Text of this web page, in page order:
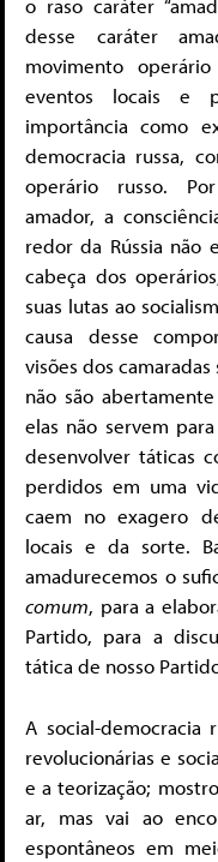
o raso caráter
desse caráter
movimento
eventos locais e
importância como
democracia russa,
operário russo.
amador, a
redor da Rússia não
cabeça dos
suas lutas ao
causa desse
visões dos
não são
elas não servem
desenvolver táticas
perdidos em uma
caem no exagero
locais e da sorte.
amadurecemos o
comum, para a
Partido, para a
tática de nosso
A social-democracia
revolucionárias e
e a teorização;
ar, mas vai ao
espontâneos em